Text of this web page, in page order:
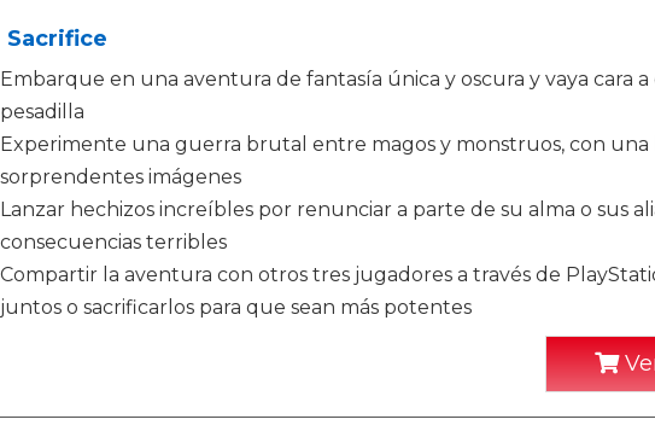
Sacrifice
Embarque en una aventura de fantasía única y oscura y vaya cara a
pesadilla
Experimente una guerra brutal entre magos y monstruos, con una
sorprendentes imágenes
Lanzar hechizos increíbles por renunciar a parte de su alma o sus
consecuencias terribles
Compartir la aventura con otros tres jugadores a través de
juntos o sacrificarlos para que sean más potentes